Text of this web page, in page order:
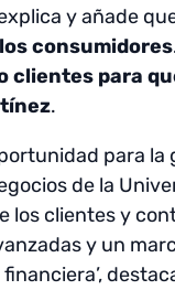
explica y añade
consumidores
clientes para
.
para
de la
los clientes y
y un